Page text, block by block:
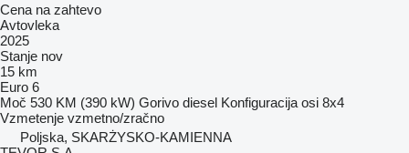
Cena na zahtevo
Avtovleka
2025
Stanje nov
15 km
Euro 6
Moč 530 KM (390 kW) Gorivo diesel Konfiguracija osi 8x4
Vzmetenje vzmetno/zračno
Poljska, SKARŻYSKO-KAMIENNA